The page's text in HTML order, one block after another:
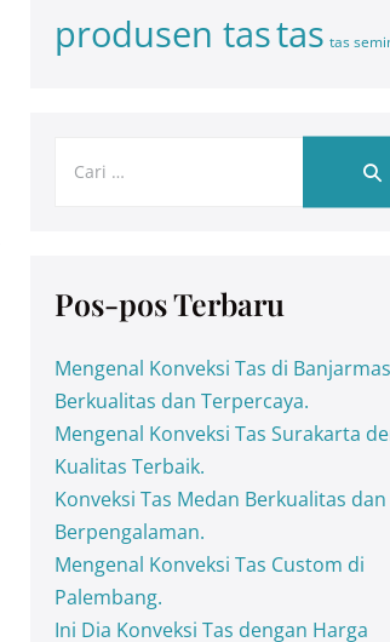
produsen tastas tas
Pos-pos Terbaru
Mengenal Konveksi Tas di
Berkualitas dan Terpercaya.
Mengenal Konveksi Tas Surakarta
Kualitas Terbaik.
Konveksi Tas Medan Berkualitas dan
Berpengalaman.
Mengenal Konveksi Tas Custom di
Palembang.
Ini Dia Konveksi Tas dengan Harga